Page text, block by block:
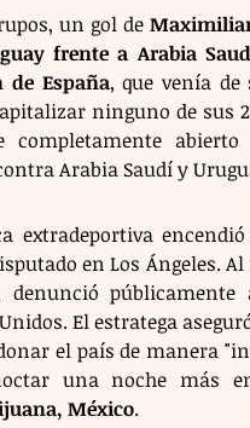
un gol de
frente a Arabia
de España, que venía
ninguno de sus
completamente
Arabia Saudí y
en Los Ángeles.
denunció públicamente
El estratega
el país de manera
una noche más
México.